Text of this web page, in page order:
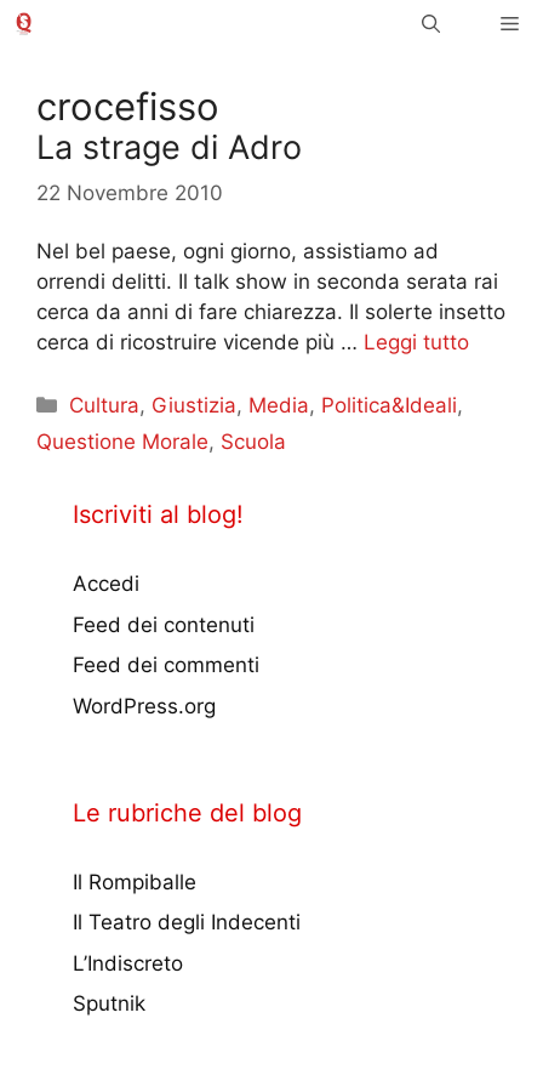
Vai
crocefisso
La strage di Adro
22 Novembre 2010
Nel bel paese, ogni giorno, assistiamo ad
orrendi delitti. Il talk show in seconda serata rai
cerca da anni di fare chiarezza. Il solerte insetto
cerca di ricostruire vicende più … Leggi tutto
Categorie
Cultura, Giustizia, Media, Politica&Ideali,
Questione Morale, Scuola
Iscriviti al blog!
Accedi
Feed dei contenuti
Feed dei commenti
WordPress.org
Le rubriche del blog
Il Rompiballe
Il Teatro degli Indecenti
L’Indiscreto
Sputnik